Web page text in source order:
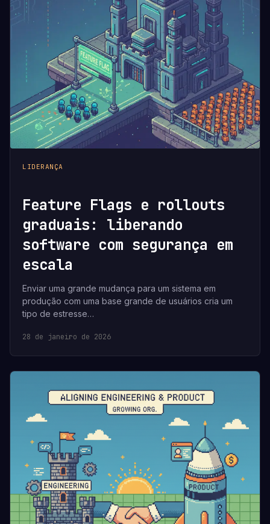
LIDERANÇA
Feature Flags e rollouts
graduais: liberando
software com segurança em
escala
Enviar uma grande mudança para um sistema em
produção com uma base grande de usuários cria um
tipo de estresse…
28 de janeiro de 2026